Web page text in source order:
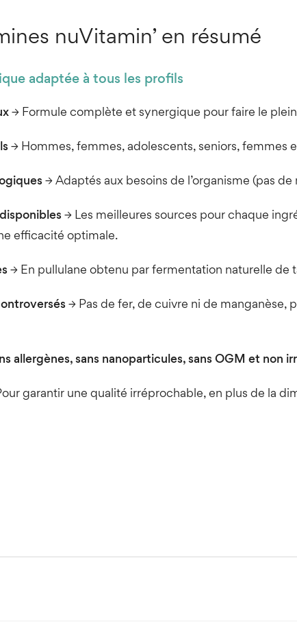
nuVitamin’ en résumé
adaptée à tous les profils
→ Formule complète et synergique pour faire le
→ Hommes, femmes, adolescents, seniors, femmes
→ Adaptés aux besoins de l’organisme (pas de
→ Les meilleures sources pour chaque
efficacité optimale.
→ En pullulane obtenu par fermentation naturelle de
→ Pas de fer, de cuivre ni de manganèse,
allergènes, sans nanoparticules, sans OGM et non
garantir une qualité irréprochable, en plus de la